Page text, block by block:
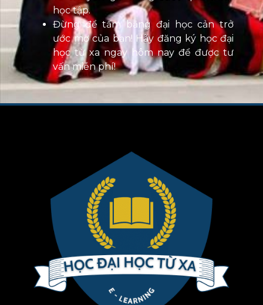
học tập.
Đừng để tấm bằng đại học cản trở
ước mơ của bạn! Hãy đăng ký học đại
học từ xa ngay hôm nay để được tư
vấn miễn phí!